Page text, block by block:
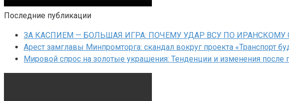
Последние публикации
ЗА КАСПИЕМ — БОЛЬШАЯ ИГРА: ПОЧЕМУ УДАР ВСУ ПО
Арест замглавы Минпромторга: скандал вокруг проекта «Транспорт
Мировой спрос на золотые украшения: Тенденции и изменения после